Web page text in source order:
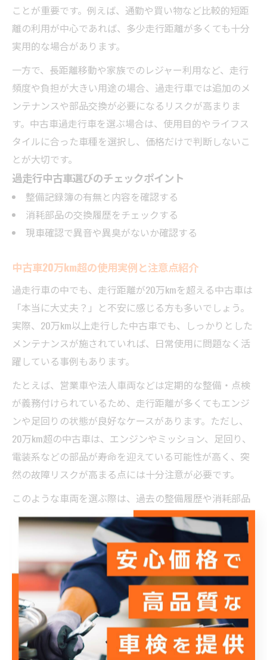
ことが重要です。例えば、通勤や買い物など比較的短距
離の利用が中心であれば、多少走行距離が多くても十分
実用的な場合があります。
一方で、長距離移動や家族でのレジャー利用など、走行
頻度や負担が大きい用途の場合、過走行車では追加のメ
ンテナンスや部品交換が必要になるリスクが高まりま
す。中古車過走行車を選ぶ場合は、使用目的やライフス
タイルに合った車種を選択し、価格だけで判断しないこ
とが大切です。
過走行中古車選びのチェックポイント
整備記録簿の有無と内容を確認する
消耗部品の交換履歴をチェックする
現車確認で異音や異臭がないか確認する
中古車20万km超の使用実例と注意点紹介
過走行車の中でも、走行距離が20万kmを超える中古車は
「本当に大丈夫？」と不安に感じる方も多いでしょう。
実際、20万km以上走行した中古車でも、しっかりとした
メンテナンスが施されていれば、日常使用に問題なく活
躍している事例もあります。
たとえば、営業車や法人車両などは定期的な整備・点検
が義務付けられているため、走行距離が多くてもエンジ
ンや足回りの状態が良好なケースがあります。ただし、
20万km超の中古車は、エンジンやミッション、足回り、
電装系などの部品が寿命を迎えている可能性が高く、突
然の故障リスクが高まる点には十分注意が必要です。
このような車両を選ぶ際は、過去の整備履歴や消耗部品
の交換状況を細かく確認し、できれば専門家の診断を受
けることをおすすめします。購入後は、こまめなオイル
交換や点検を心がけ、トラブルの早期発見・予防に努め
ましょう。
中古車の走行距離による買取価格の違い
中古車の買取価格は、走行距離が大きく影響します。一
般的に、10万kmを超えると査定額が大きく下がり、20万